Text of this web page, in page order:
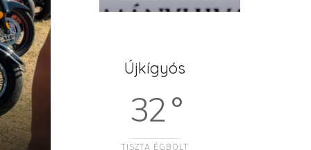
Újkígyós
32 °
TISZTA ÉGBOLT